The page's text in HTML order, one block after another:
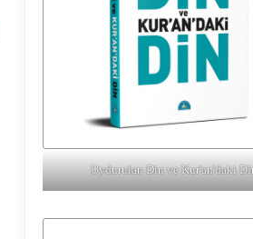
Uydurulan Din ve Kur'an'daki